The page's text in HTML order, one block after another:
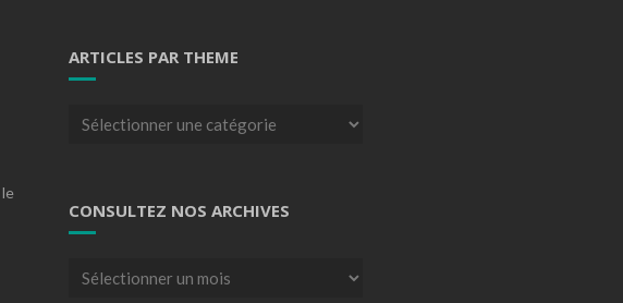
ARTICLES PAR THEME
Articles
CONSULTEZ NOS ARCHIVES
Consultez